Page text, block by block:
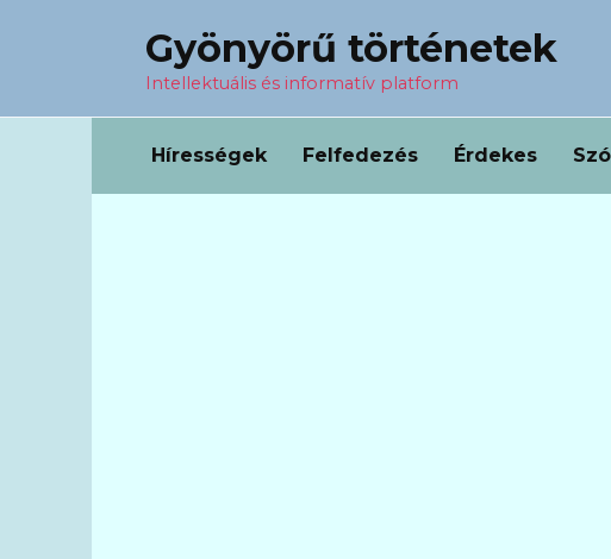
Gyönyörű történetek
Intellektuális és informatív platform
Hírességek Felfedezés Érdekes